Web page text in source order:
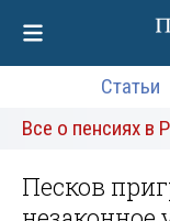
Статьи
Все о пенсиях в
Песков